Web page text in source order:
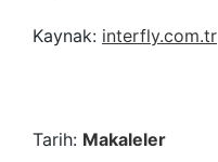
Kaynak: interfly.com.tr
Tarih: Makaleler